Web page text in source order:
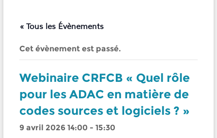
« Tous les Évènements
Cet évènement est passé.
Webinaire CRFCB « Quel rôle
pour les ADAC en matière de
codes sources et logiciels ? »
9 avril 2026 14:00 - 15:30